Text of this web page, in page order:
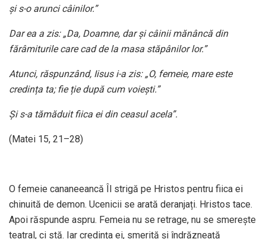
și s-o arunci câinilor.”
Dar ea a zis: „Da, Doamne, dar și câinii mănâncă din
fărâmiturile care cad de la masa stăpânilor lor.”
Atunci, răspunzând, Iisus i-a zis: „O, femeie, mare este
credința ta; fie ție după cum voiești.”
Și s-a tămăduit fiica ei din ceasul acela”.
(Matei 15, 21–28)
O femeie cananeeancă Îl strigă pe Hristos pentru fiica ei
chinuită de demon. Ucenicii se arată deranjați. Hristos tace.
Apoi răspunde aspru. Femeia nu se retrage, nu se smerește
teatral, ci stă. Iar credința ei, smerită și îndrăzneață